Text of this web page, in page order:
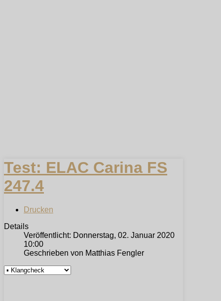
Test: ELAC Carina FS
247.4
Drucken
Details
Veröffentlicht: Donnerstag, 02. Januar 2020
10:00
Geschrieben von Matthias Fengler